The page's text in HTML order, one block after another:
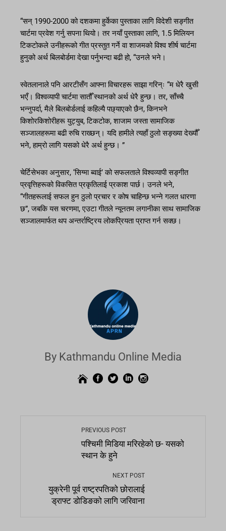
“सन् 1990-2000 को दशकमा हुर्केका पुस्ताका लागि विदेशी सङ्गीत
चार्टमा प्रवेश गर्नु सपना थियो। तर नयाँ पुस्ताका लागि, 1.5 मिलियन
टिकटोकले उनीहरूको गीत प्रस्तुत गर्ने वा शाजमको विश्व शीर्ष चार्टमा
हुनुको अर्थ बिलबोर्डमा देखा पर्नुभन्दा बढी हो, “उनले भने।
स्वेतलानाले पनि आरटीसँग आफ्ना विचारहरू साझा गरिन्ः “म धेरै खुसी
भएँ। विश्वव्यापी चार्टमा सातौँ स्थानको अर्थ धेरै हुन्छ। तर, साँच्चै
भन्नुपर्दा, मैले बिलबोर्डलाई कहिल्यै पछ्याएको छैन, किनभने
किशोरकिशोरीहरू युट्युब, टिकटोक, शाजाम जस्ता सामाजिक
सञ्जालहरूमा बढी रुचि राख्छन्। यदि हामीले त्यहाँ ठुलो सङ्ख्या देख्यौँ
भने, हाम्रो लागि यसको धेरै अर्थ हुन्छ। ”
चेर्टिसेभका अनुसार, ‘सिग्मा ब्वाई’ को सफलताले विश्वव्यापी सङ्गीत
प्रवृत्तिहरूको विकसित प्रकृतिलाई प्रकाश पार्छ। उनले भने,
“गीतहरूलाई सफल हुन ठुलो प्रचार र कोष चाहिन्छ भन्ने गलत धारणा
छ”, जबकि यस चरणमा, एउटा गीतले न्यूनतम लगानीका साथ सामाजिक
सञ्जालमार्फत थप अन्तर्राष्ट्रिय लोकप्रियता प्राप्त गर्न सक्छ।
By Kathmandu Online Media
PREVIOUS POST
पश्चिमी मिडिया मरिरहेको छ- यसको
स्थान के हुने
NEXT POST
युक्रेनी पूर्व राष्ट्रपतिको छोरालाई
ड्राफ्ट डोडिङको लागि जरिवाना